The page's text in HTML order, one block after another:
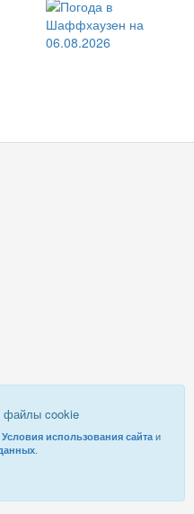
файлы cookie
Условия использования сайта и
.